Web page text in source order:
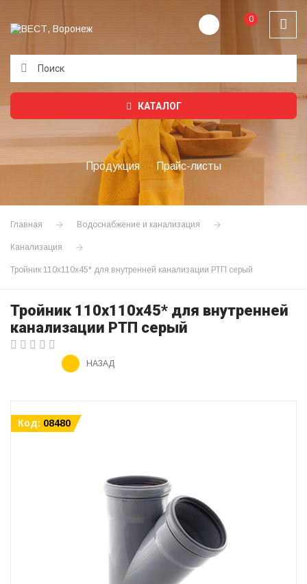
0
КАТАЛОГ
Продукция Прайс-листы
Главная Водоснабжение и канализация
Канализация
Тройник 110х110х45* для внутренней канализации РТП серый
Тройник 110х110х45* для внутренней
канализации РТП серый
НАЗАД
Код: 08480